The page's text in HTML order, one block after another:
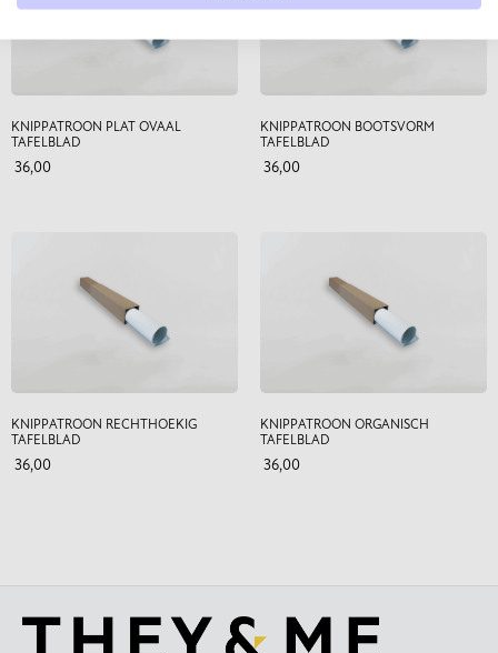
KNIPPATROON PLAT OVAAL
TAFELBLAD
36,00
KNIPPATROON BOOTSVORM
TAFELBLAD
36,00
KNIPPATROON RECHTHOEKIG
TAFELBLAD
36,00
KNIPPATROON ORGANISCH
TAFELBLAD
36,00